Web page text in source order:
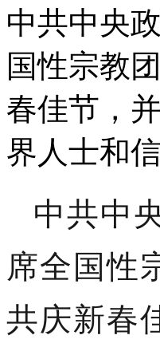
中共中央
国性宗教
春佳节，
界人士和
中共中
席全国性
共庆新春